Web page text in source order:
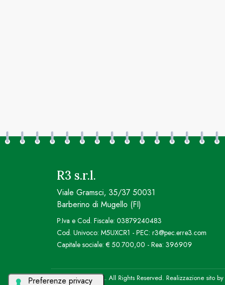
R3 s.r.l.
Viale Gramsci, 35/37 50031
Barberino di Mugello (FI)
P.Iva e Cod. Fiscale: 03879240483
Cod. Univoco: M5UXCR1 - PEC: r3@pec.erre3.com
Capitale sociale: € 50.700,00 - Rea: 396909
© 2026 R3 S.R.L. All Rights Reserved. Realizzazione sito by